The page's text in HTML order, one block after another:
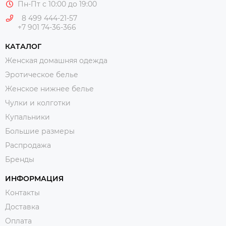
Пн-Пт с 10:00 до 19:00
8 499 444-21-57
+7 901 74-36-366
КАТАЛОГ
Женская домашняя одежда
Эротическое белье
Женское нижнее белье
Чулки и колготки
Купальники
Большие размеры
Распродажа
Бренды
ИНФОРМАЦИЯ
Контакты
Доставка
Оплата